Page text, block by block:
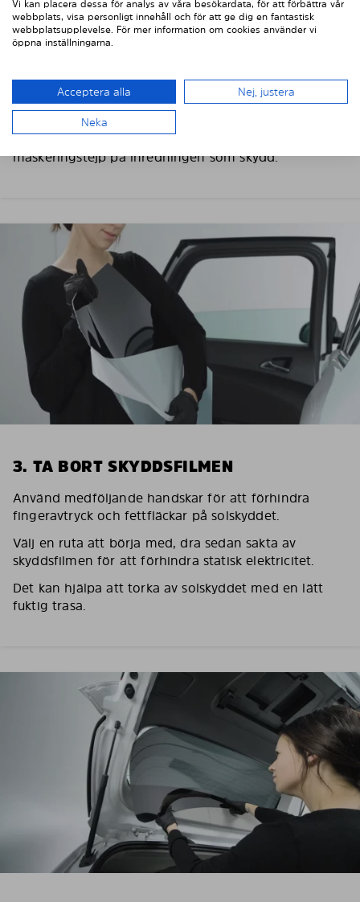
Tvätta och torka omsorgsfullt av bilens rutor, använd
gärna fönsterputs och en fiberduk. Torka av
skyddsfilmen på Solarplexius solskydd med en lätt
Viktig! Skydda bilens interiör
För att skydda bilens inredning mot eventuella
skador/repor vid montering ska du sätta en
maskeringstejp på inredningen som skydd.
3. TA BORT SKYDDSFILMEN
Använd medföljande handskar för att förhindra
fingeravtryck och fettfläckar på solskyddet.
Välj en ruta att börja med, dra sedan sakta av
skyddsfilmen för att förhindra statisk elektricitet.
Det kan hjälpa att torka av solskyddet med en lätt
fuktig trasa.
Vi kan placera dessa för analys av våra besökardata, för att förbättra vår
webbplats, visa personligt innehåll och för att ge dig en fantastisk
webbplatsupplevelse. För mer information om cookies använder vi
öppna inställningarna.
Acceptera alla Nej, justera
Neka